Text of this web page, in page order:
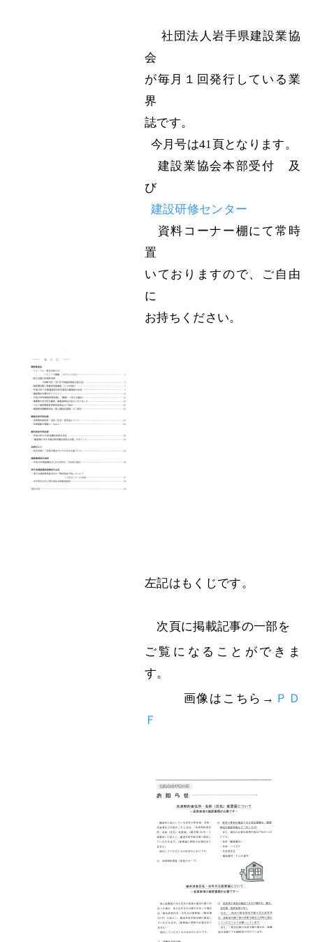
社団法人岩手県建設業協
会
が毎月１回発行している業
界
誌です。
今月号は41頁となります。
建設業協会本部受付 及
び
建設研修センター
資料コーナー棚にて常時
置
いておりますので、ご自由
に
お持ちください。
左記はもくじです。
次頁に掲載記事の一部を
ご覧になることができま
す。
画像はこちら→ ＰＤ
Ｆ